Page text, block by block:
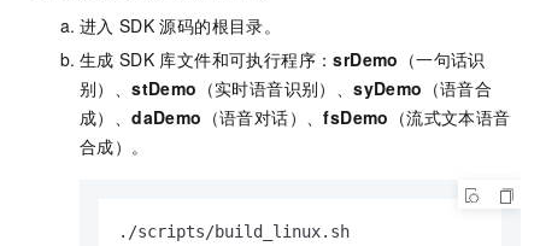
进入 SDK 源码的根目录。
生成 SDK 库文件和可执行程序：srDemo （一句话识
别）、stDemo （实时语音识别）、syDemo （语音合
成）、daDemo （语音对话）、fsDemo （流式文本语音
合成）。
./scripts/build_linux.sh